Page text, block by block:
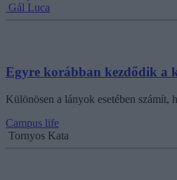
Gál Luca
Egyre korábban kezdődik a
Különösen a lányok esetében számít,
Campus life
Tornyos Kata